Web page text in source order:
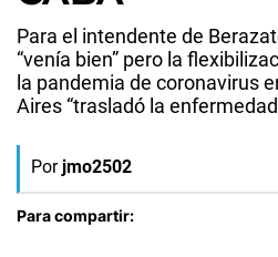
Para el intendente de
“venía bien” pero la
la pandemia de coronavirus
Aires “trasladó la
Por jmo2502
Para compartir: